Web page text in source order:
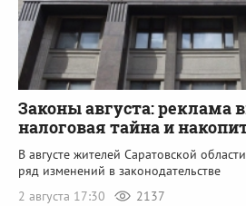
Законы августа: реклама
налоговая тайна и
В августе жителей Саратовской
ряд изменений в законодательстве
2 августа 17:30
2137